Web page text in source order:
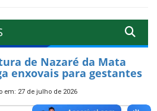
de Nazaré da Mata
enxovais para gestantes
em: 27 de julho de 2026